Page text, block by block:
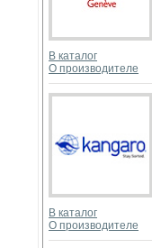
В каталог
О производителе
В каталог
О производителе